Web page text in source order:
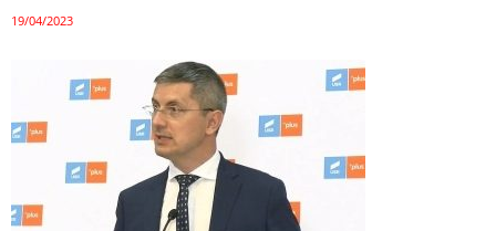
19/04/2023